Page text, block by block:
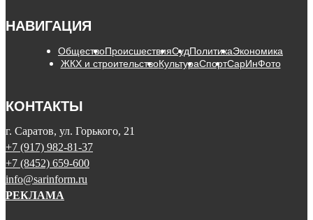
НАВИГАЦИЯ
ОбществоПроисшествияСудПолитикаЭкономика
ЖКХ и строительствоКультураСпортСарИнФото
КОНТАКТЫ
г. Саратов, ул. Горького, 21
+7 (917) 982-81-37
+7 (8452) 659-600
info@sarinform.ru
РЕКЛАМА